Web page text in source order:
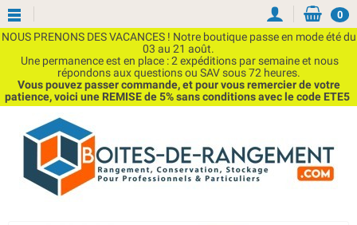
NOUS PRENONS DES VACANCES ! Notre boutique passe en mode été du
03 au 21 août.
Une permanence est en place : 2 expéditions par semaine et nous
répondons aux questions ou SAV sous 72 heures.
Vous pouvez passer commande, et pour vous remercier de votre
patience, voici une REMISE de 5% sans conditions avec le code ETE5
0